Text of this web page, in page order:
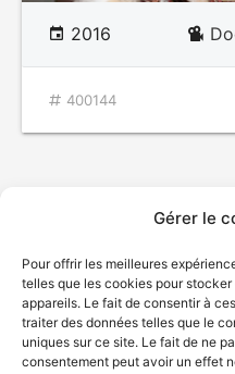
Gérer le
Pour offrir les meilleures
telles que les cookies pour
appareils. Le fait de consentir à
traiter des données telles que le
uniques sur ce site. Le fait de ne
consentement peut avoir un effet
2016
400144